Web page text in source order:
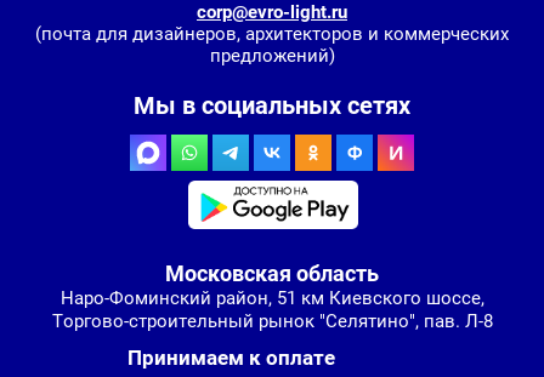
corp@evro-light.ru
(почта для дизайнеров, архитекторов и коммерческих
предложений)
Мы в социальных сетях
Московская область
Наро-Фоминский район, 51 км Киевского шоссе,
Торгово-строительный рынок "Селятино", пав. Л-8
Принимаем к оплате